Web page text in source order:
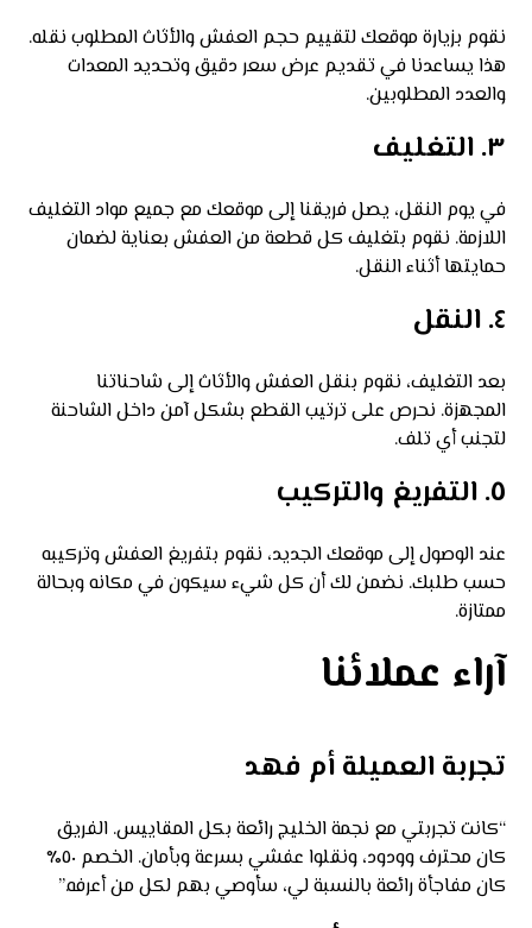
نقوم بزيارة موقعك لتقييم حجم العفش والأثاث المطلوب نقله.
هذا يساعدنا في تقديم عرض سعر دقيق وتحديد المعدات
والعدد المطلوبين.
٣. التغليف
في يوم النقل، يصل فريقنا إلى موقعك مع جميع مواد التغليف
اللازمة. نقوم بتغليف كل قطعة من العفش بعناية لضمان
حمايتها أثناء النقل.
٤. النقل
بعد التغليف، نقوم بنقل العفش والأثاث إلى شاحناتنا
المجهزة. نحرص على ترتيب القطع بشكل آمن داخل الشاحنة
لتجنب أي تلف.
٥. التفريغ والتركيب
عند الوصول إلى موقعك الجديد، نقوم بتفريغ العفش وتركيبه
حسب طلبك. نضمن لك أن كل شيء سيكون في مكانه وبحالة
ممتازة.
آراء عملائنا
تجربة العميلة أم فهد
“كانت تجربتي مع نجمة الخليج رائعة بكل المقاييس. الفريق
كان محترف وودود، ونقلوا عفشي بسرعة وبأمان. الخصم ٥٠٪
كان مفاجأة رائعة بالنسبة لي، سأوصي بهم لكل من أعرفه.”